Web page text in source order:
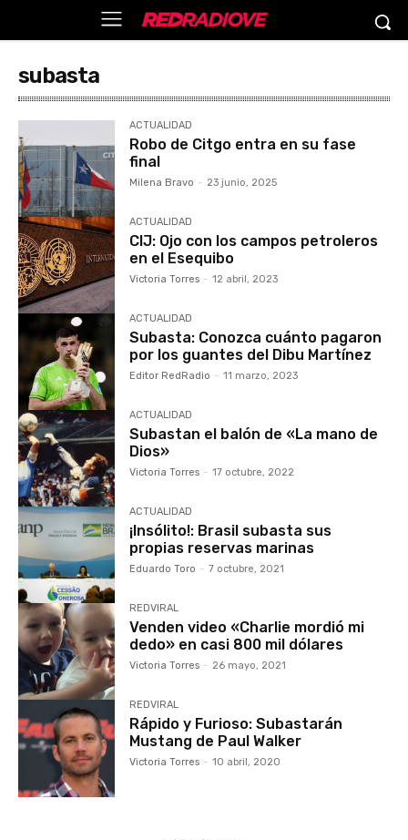
subasta
ACTUALIDAD
Robo de Citgo entra en su fase
final
Milena Bravo - 23 junio, 2025
ACTUALIDAD
CIJ: Ojo con los campos petroleros
en el Esequibo
Victoria Torres - 12 abril, 2023
ACTUALIDAD
Subasta: Conozca cuánto pagaron
por los guantes del Dibu Martínez
Editor RedRadio - 11 marzo, 2023
ACTUALIDAD
Subastan el balón de «La mano de
Dios»
Victoria Torres - 17 octubre, 2022
ACTUALIDAD
¡Insólito!: Brasil subasta sus
propias reservas marinas
Eduardo Toro - 7 octubre, 2021
REDVIRAL
Venden video «Charlie mordió mi
dedo» en casi 800 mil dólares
Victoria Torres - 26 mayo, 2021
REDVIRAL
Rápido y Furioso: Subastarán
Mustang de Paul Walker
Victoria Torres - 10 abril, 2020